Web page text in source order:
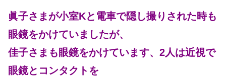
眞子さまが小室Kと電車で隠し撮りされた時も
眼鏡をかけていましたが、
佳子さまも眼鏡をかけています、2人は近視で
眼鏡とコンタクトを